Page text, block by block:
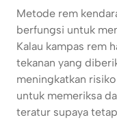
Metode rem
berfungsi untuk
Kalau kampas rem
tekanan yang
meningkatkan
untuk memeriksa
teratur supaya